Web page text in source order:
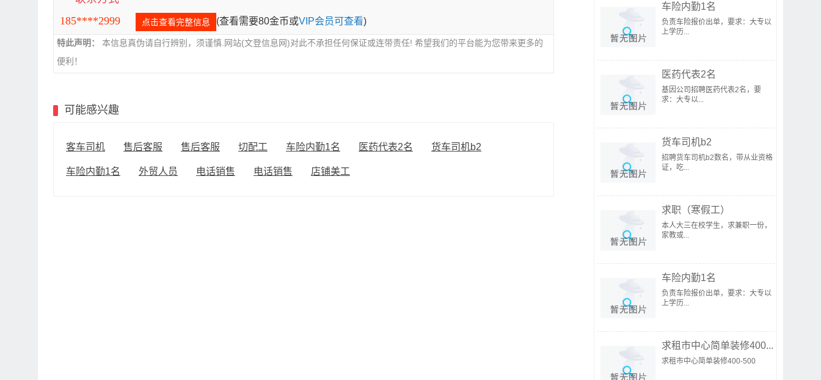
185****2999
点击查看完整信息 (查看需要80金币或VIP会员可查看)
特此声明：
本信息真伪请自行辨别，须谨慎.网站(文登信息网)对此不承担任何保证或连带责任! 希望我们的平台能为您带来更多的
便利！
可能感兴趣
客车司机 售后客服 售后客服 切配工 车险内勤1名 医药代表2名 货车司机b2
车险内勤1名 外贸人员 电话销售 电话销售 店铺美工
车险内勤1名
负责车险报价出单，要求：大专以
上学历...
医药代表2名
基因公司招聘医药代表2名，要
求：大专以...
货车司机b2
招聘货车司机b2数名，带从业资格
证，吃...
求职（寒假工）
本人大三在校学生，求兼职一份，
家教或...
车险内勤1名
负责车险报价出单，要求：大专以
上学历...
求租市中心简单装修400...
求租市中心简单装修400-500